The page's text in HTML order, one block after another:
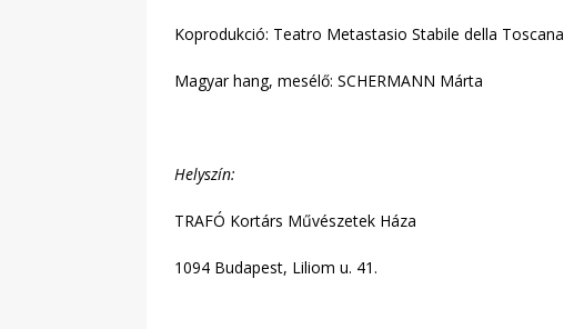
Koprodukció: Teatro Metastasio Stabile della Toscana
Magyar hang, mesélő: SCHERMANN Márta
Helyszín:
TRAFÓ Kortárs Művészetek Háza
1094 Budapest, Liliom u. 41.